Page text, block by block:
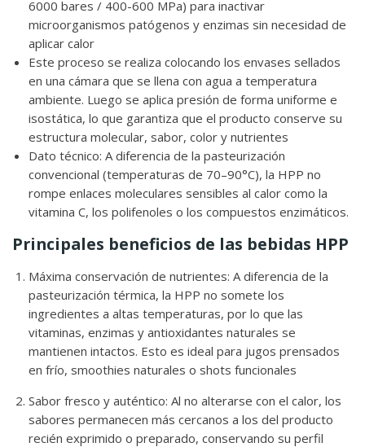
6000 bares / 400-600 MPa) para inactivar
microorganismos patógenos y enzimas sin necesidad de
aplicar calor
Este proceso se realiza colocando los envases sellados
en una cámara que se llena con agua a temperatura
ambiente. Luego se aplica presión de forma uniforme e
isostática, lo que garantiza que el producto conserve su
estructura molecular, sabor, color y nutrientes
Dato técnico: A diferencia de la pasteurización
convencional (temperaturas de 70–90°C), la HPP no
rompe enlaces moleculares sensibles al calor como la
vitamina C, los polifenoles o los compuestos enzimáticos.
Principales beneficios de las bebidas HPP
Máxima conservación de nutrientes: A diferencia de la
pasteurización térmica, la HPP no somete los
ingredientes a altas temperaturas, por lo que las
vitaminas, enzimas y antioxidantes naturales se
mantienen intactos. Esto es ideal para jugos prensados
en frío, smoothies naturales o shots funcionales
Sabor fresco y auténtico: Al no alterarse con el calor, los
sabores permanecen más cercanos a los del producto
recién exprimido o preparado, conservando su perfil